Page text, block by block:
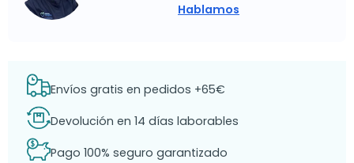
Hablamos
Envíos gratis en pedidos +65€
Devolución en 14 días laborables
Pago 100% seguro garantizado